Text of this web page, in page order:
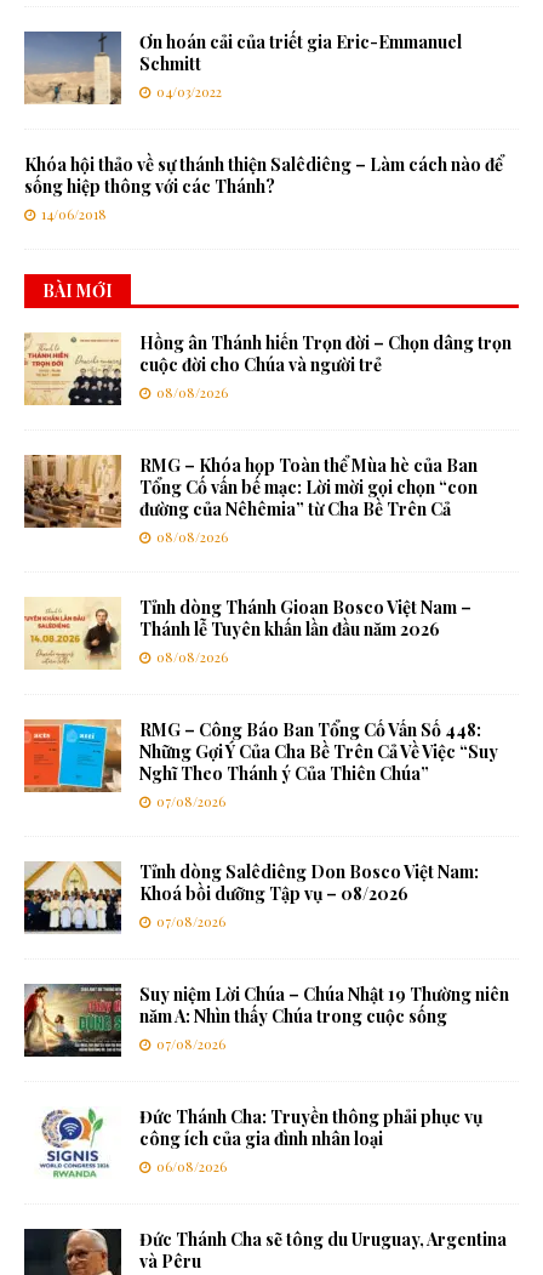
Ơn hoán cải của triết gia Eric-Emmanuel
Schmitt
04/03/2022
Khóa hội thảo về sự thánh thiện Salêdiêng – Làm cách nào để
sống hiệp thông với các Thánh?
14/06/2018
BÀI MỚI
Hồng ân Thánh hiến Trọn đời – Chọn dâng trọn
cuộc đời cho Chúa và người trẻ
08/08/2026
RMG – Khóa họp Toàn thể Mùa hè của Ban
Tổng Cố vấn bế mạc: Lời mời gọi chọn “con
đường của Nêhêmia” từ Cha Bề Trên Cả
08/08/2026
Tỉnh dòng Thánh Gioan Bosco Việt Nam –
Thánh lễ Tuyên khấn lần đầu năm 2026
08/08/2026
RMG – Công Báo Ban Tổng Cố Vấn Số 448:
Những Gợi Ý Của Cha Bề Trên Cả Về Việc “Suy
Nghĩ Theo Thánh ý Của Thiên Chúa”
07/08/2026
Tỉnh dòng Salêdiêng Don Bosco Việt Nam:
Khoá bồi dưỡng Tập vụ – 08/2026
07/08/2026
Suy niệm Lời Chúa – Chúa Nhật 19 Thường niên
năm A: Nhìn thấy Chúa trong cuộc sống
07/08/2026
Đức Thánh Cha: Truyền thông phải phục vụ
công ích của gia đình nhân loại
06/08/2026
Đức Thánh Cha sẽ tông du Uruguay, Argentina
và Pêru